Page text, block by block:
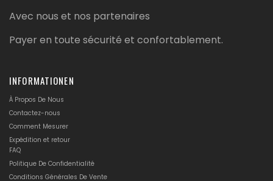
Avec nous et nos partenaires
Payer en toute sécurité et confortablement.
INFORMATIONEN
À Propos De Nous
Contactez-nous
Comment Mesurer
Expédition et retour
FAQ
Politique De Confidentialité
Conditions Générales De Vente